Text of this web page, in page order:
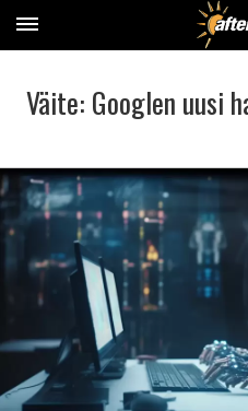
Väite: Googlen uusi